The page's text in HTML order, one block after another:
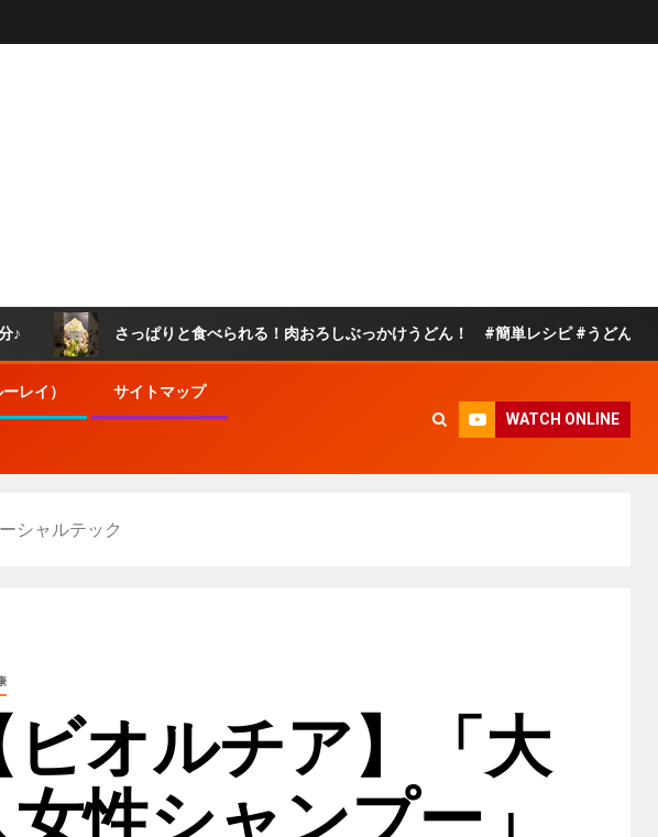
さっぱりと食べられる！肉おろしぶっかけうどん！ #簡単レシピ #うどん 玉
レイ） サイトマップ
WATCH ONLINE
シャルテック
ビオルチア】「大
女性シャンプー」